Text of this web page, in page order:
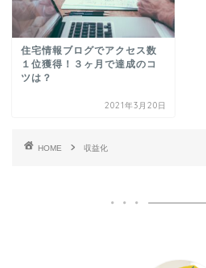
住宅情報ブログでアクセス数
１位獲得！３ヶ月で達成のコ
ツは？
2021年3月20日
HOME 収益化